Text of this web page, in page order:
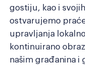
gostiju, kao i
ostvarujemo
upravljanja
kontinuirano
našim građanina i